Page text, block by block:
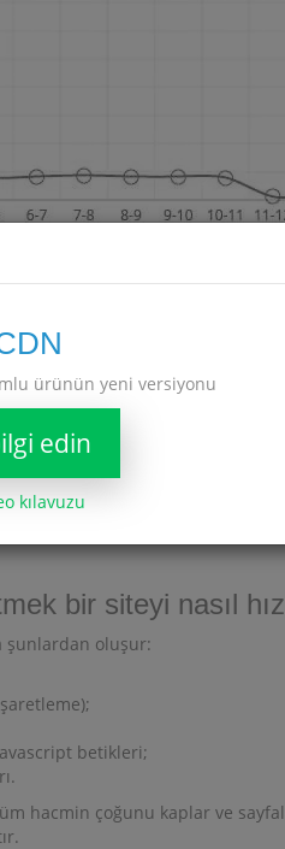
(URL) değişmez, sitenizde
programlama veya yönetim
bir siteyi nasıl
şunlardan oluşur:
betikleri;
hacmin çoğunu kaplar ve
ürünün yeni versiyonu
edin
kılavuzu